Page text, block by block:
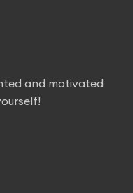
and motivated